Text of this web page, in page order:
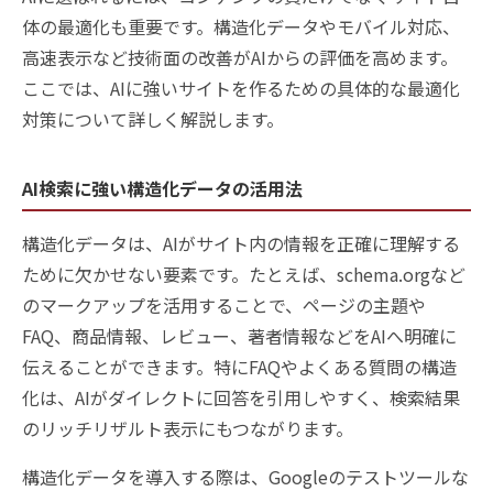
体の最適化も重要です。構造化データやモバイル対応、
高速表示など技術面の改善がAIからの評価を高めます。
ここでは、AIに強いサイトを作るための具体的な最適化
対策について詳しく解説します。
AI検索に強い構造化データの活用法
構造化データは、AIがサイト内の情報を正確に理解する
ために欠かせない要素です。たとえば、schema.orgなど
のマークアップを活用することで、ページの主題や
FAQ、商品情報、レビュー、著者情報などをAIへ明確に
伝えることができます。特にFAQやよくある質問の構造
化は、AIがダイレクトに回答を引用しやすく、検索結果
のリッチリザルト表示にもつながります。
構造化データを導入する際は、Googleのテストツールな